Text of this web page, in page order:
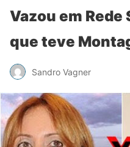
Vazou em
que teve
Sandro Vagner